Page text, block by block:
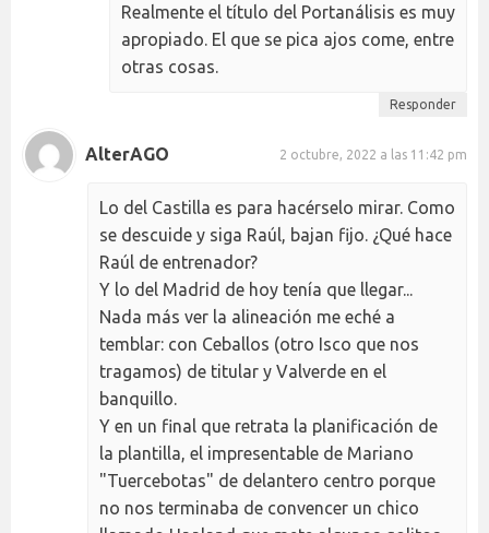
Realmente el título del Portanálisis es muy
apropiado. El que se pica ajos come, entre
otras cosas.
Responder
AlterAGO 2 octubre, 2022 a las 11:42 pm
Lo del Castilla es para hacérselo mirar. Como
se descuide y siga Raúl, bajan fijo. ¿Qué hace
Raúl de entrenador?
Y lo del Madrid de hoy tenía que llegar...
Nada más ver la alineación me eché a
temblar: con Ceballos (otro Isco que nos
tragamos) de titular y Valverde en el
banquillo.
Y en un final que retrata la planificación de
la plantilla, el impresentable de Mariano
"Tuercebotas" de delantero centro porque
no nos terminaba de convencer un chico